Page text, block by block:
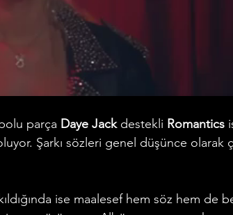
parça Daye Jack destekli Romantics
Şarkı sözleri genel düşünce olarak
ise maalesef hem söz hem de